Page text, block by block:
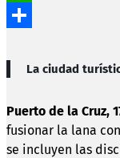
WhatsApp
La ciudad
Puerto de la Cruz,
fusionar la lana
se incluyen las